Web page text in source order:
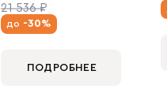
21 536 ₽
до -30%
ПОДРОБНЕЕ